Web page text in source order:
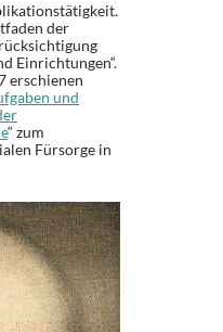
der
Einrichtungen“.
erschienen
und
“ zum
Fürsorge in